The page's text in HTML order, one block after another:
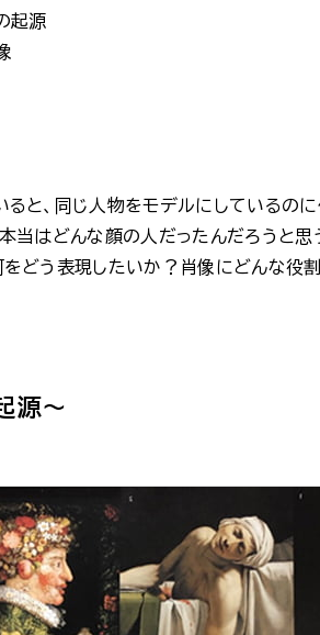
起源
と、同じ人物をモデルにしているの
当はどんな顔の人だったんだろうと思
どう表現したいか？肖像にどんな役
源～